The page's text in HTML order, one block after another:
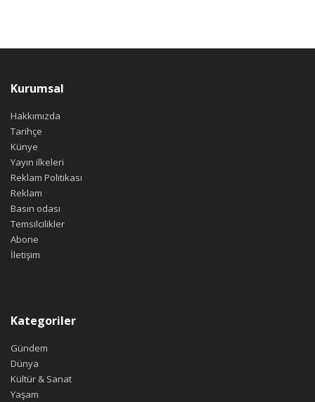
Kurumsal
Hakkımızda
Tarihçe
Künye
Yayın ilkeleri
Reklam Politikası
Reklam
Basın odası
Temsilcilikler
Abone
İletişim
Kategoriler
Gündem
Dünya
Kültür & Sanat
Yaşam